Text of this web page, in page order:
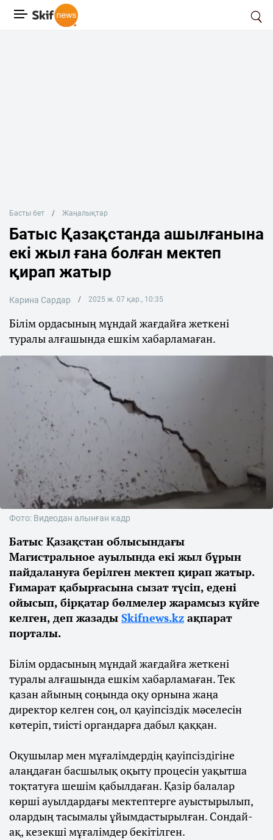
Басты бет Жаңалықтар
Батыс Қазақстанда ашылғанына
екі жыл ғана болған мектеп
қирап жатыр
Карина Сардар 2025 ж. 07 қар., 10:35
Білім ордасының мұндай жағдайға жеткені
туралы алғашында ешкім хабарламаған.
Фото: Видеодан алынған кадр
Батыс Қазақстан облысындағы
Магистральное ауылында екі жыл бұрын
пайдалануға берілген мектеп қирап жатыр.
Ғимарат қабырғасына сызат түсіп, едені
ойысып, бірқатар бөлмелер жарамсыз күйге
келген, деп жазады Skifnews.kz ақпарат
порталы.
Білім ордасының мұндай жағдайға жеткені
туралы алғашында ешкім хабарламаған. Тек
қазан айының соңында оқу орнына жаңа
директор келген соң, ол қауіпсіздік мәселесін
көтеріп, тиісті органдарға дабыл қаққан.
Оқушылар мен мұғалімдердің қауіпсіздігіне
алаңдаған басшылық оқыту процесін уақытша
тоқтатуға шешім қабылдаған. Қазір балалар
көрші ауылдардағы мектептерге ауыстырылып,
олардың тасымалы ұйымдастырылған. Сондай-
ақ, кезекші мұғалімдер бекітілген.